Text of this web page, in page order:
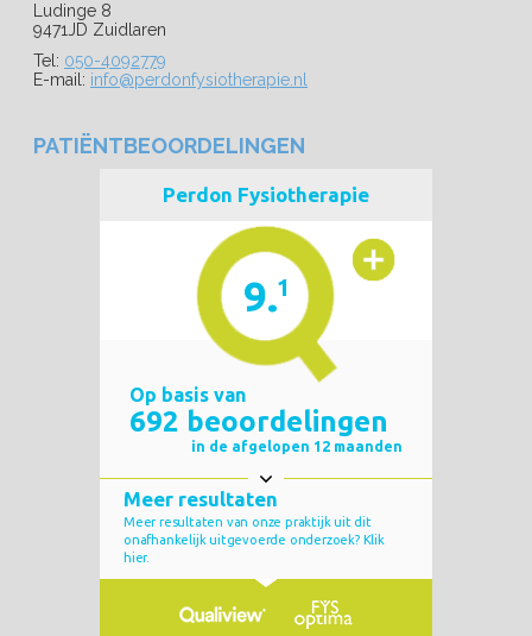
Ludinge 8
9471JD Zuidlaren
Tel: 050-4092779
E-mail: info@perdonfysiotherapie.nl
PATIËNTBEOORDELINGEN